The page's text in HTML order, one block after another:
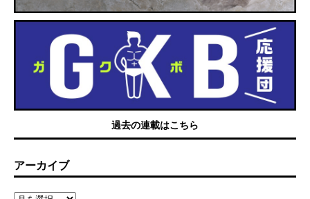
過去の連載はこちら
アーカイブ